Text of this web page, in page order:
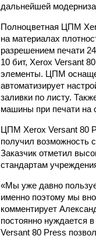
дальнейшей
Полноцветная ЦПМ
на материалах
разрешением печати
10 бит, Xerox Versant
элементы. ЦПМ
автоматизирует
заливки по листу.
машины при печати на
ЦПМ Xerox Versant 80
получил возможность
Заказчик отметил
стандартам
«Мы уже давно
именно поэтому мы
комментирует
постоянно нуждается
Versant 80 Press